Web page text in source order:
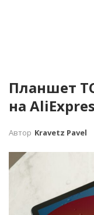
Планшет
на
Автор Kravetz Pavel